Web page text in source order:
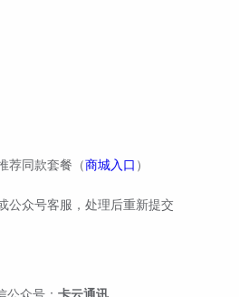
荐同款套餐（商城入口 ）
公众号客服，处理后重新提交
公众号： 卡云通讯